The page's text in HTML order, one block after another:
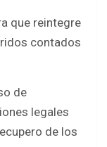
que reintegre
contados
de
legales
de los